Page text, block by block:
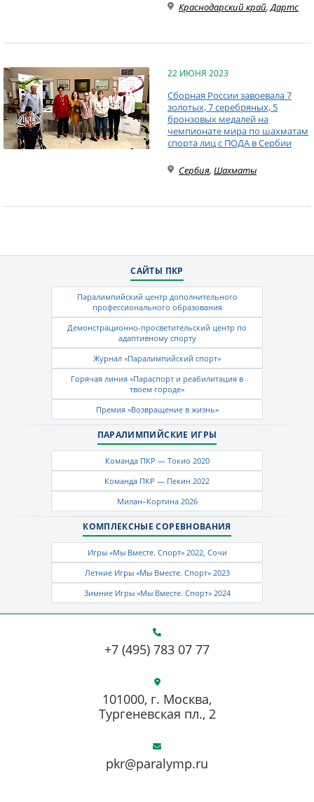
Краснодарский край,Дартс
22 ИЮНЯ 2023
Сборная России завоевала 7
золотых, 7 серебряных, 5
бронзовых медалей на
чемпионате мира по шахматам
спорта лиц с ПОДА в Сербии
Сербия, Шахматы
САЙТЫ ПКР
Паралимпийский центр дополнительного
профессионального образования
Демонстрационно-просветительский центр по
адаптивному спорту
Журнал «Паралимпийский спорт»
Горячая линия «Параспорт и реабилитация в
твоем городе»
Премия «Возвращение в жизнь»
ПАРАЛИМПИЙСКИЕ ИГРЫ
Команда ПКР — Токио 2020
Команда ПКР — Пекин 2022
Милан–Кортина 2026
КОМПЛЕКСНЫЕ СОРЕВНОВАНИЯ
Игры «Мы Вместе. Спорт» 2022, Сочи
Летние Игры «Мы Вместе. Спорт» 2023
Зимние Игры «Мы Вместе. Спорт» 2024
+7 (495) 783 07 77
pkr@paralymp.ru
101000, г. Москва,
Тургеневская пл., 2